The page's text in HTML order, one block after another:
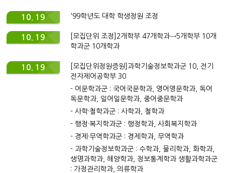
10. 19 '99학년도 대학 학생정원 조정
10. 19
[모집단위 조정]2개학부 47개학과→5개학부 10개
학과군 10개학과
10. 19
[모집단위정원증원]과학기술정보학과군 10, 전기
전자제어공학부 30
- 어문학과군 : 국어국문학과, 영어영문학과, 독어
독문학과, 일어일문학과, 중어중문학과
- 사학·철학과군 : 사학과, 철학과
- 행정·복지학과군 : 행정학과, 사회복지학과
- 경제·무역학과군 : 경제학과, 무역학과
- 과학기술정보학과군 : 수학과, 물리학과, 화학과,
생명과학과, 해양학과, 정보통계학과 생활과학과군
: 가정관리학과, 의류학과